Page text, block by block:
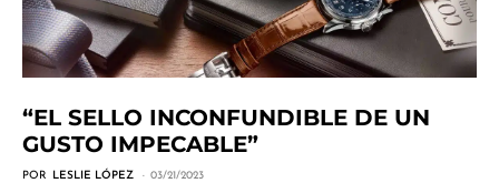
“EL SELLO INCONFUNDIBLE DE UN
GUSTO IMPECABLE”
POR LESLIE LÓPEZ 03/21/2023